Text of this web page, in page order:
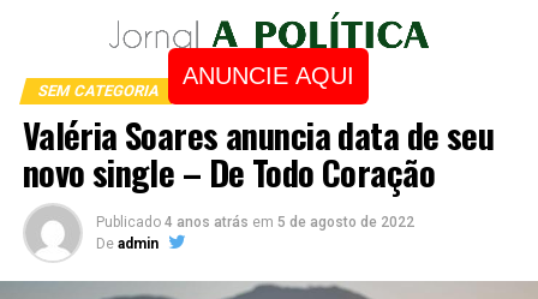
ANUNCIE AQUI
SEM CATEGORIA
Valéria Soares anuncia data de seu
novo single – De Todo Coração
Publicado 4 anos atrás em 5 de agosto de 2022
De admin